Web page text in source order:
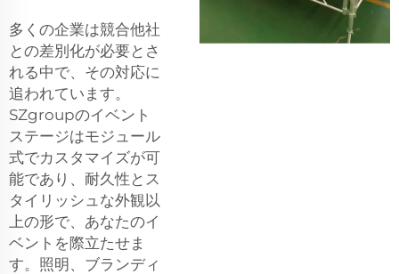
多くの企業は競合他社
との差別化が必要とさ
れる中で、その対応に
追われています。
SZgroupのイベント
ステージはモジュール
式でカスタマイズが可
能であり、耐久性とス
タイリッシュな外観以
上の形で、あなたのイ
ベントを際立たせま
す。照明、ブランディ